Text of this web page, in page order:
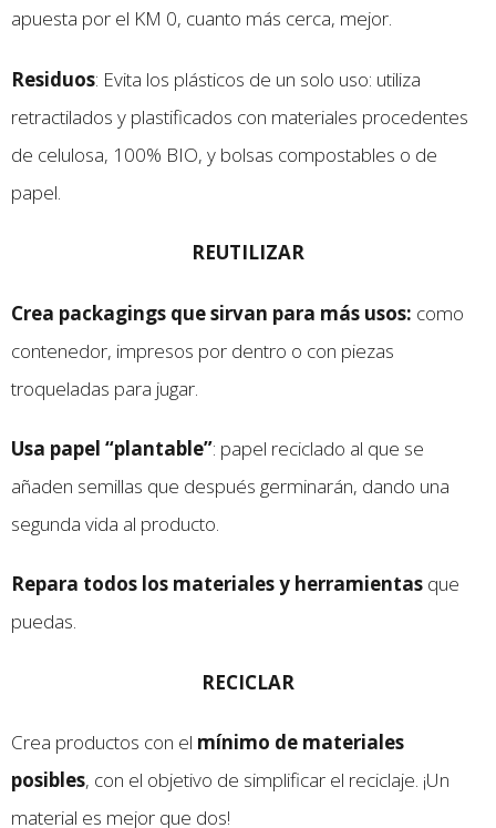
apuesta por el KM 0, cuanto más cerca, mejor.
Residuos: Evita los plásticos de un solo uso: utiliza
retractilados y plastificados con materiales procedentes
de celulosa, 100% BIO, y bolsas compostables o de
papel.
REUTILIZAR
Crea packagings que sirvan para más usos: como
contenedor, impresos por dentro o con piezas
troqueladas para jugar.
Usa papel “plantable”: papel reciclado al que se
añaden semillas que después germinarán, dando una
segunda vida al producto.
Repara todos los materiales y herramientas que
puedas.
RECICLAR
Crea productos con el mínimo de materiales
posibles, con el objetivo de simplificar el reciclaje. ¡Un
material es mejor que dos!